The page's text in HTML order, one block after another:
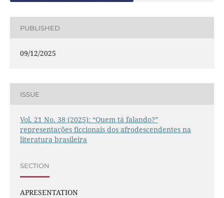
PUBLISHED
09/12/2025
ISSUE
Vol. 21 No. 38 (2025): “Quem tá falando?”
representações ficcionais dos afrodescendentes na
literatura brasileira
SECTION
APRESENTATION